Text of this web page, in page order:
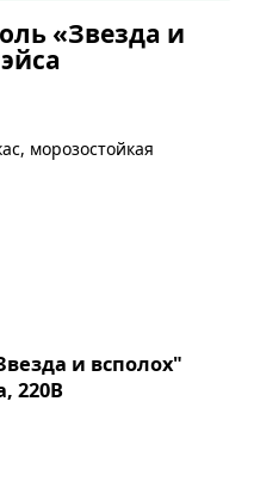
«Звезда и
морозостойкая
и всполох"
220В